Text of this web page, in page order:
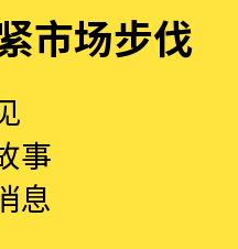
市场步伐
事
息